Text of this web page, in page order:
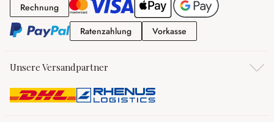
RechnungRechnung
RatenzahlungRatenzahlung
Vorkasse
Unsere Versandpartner